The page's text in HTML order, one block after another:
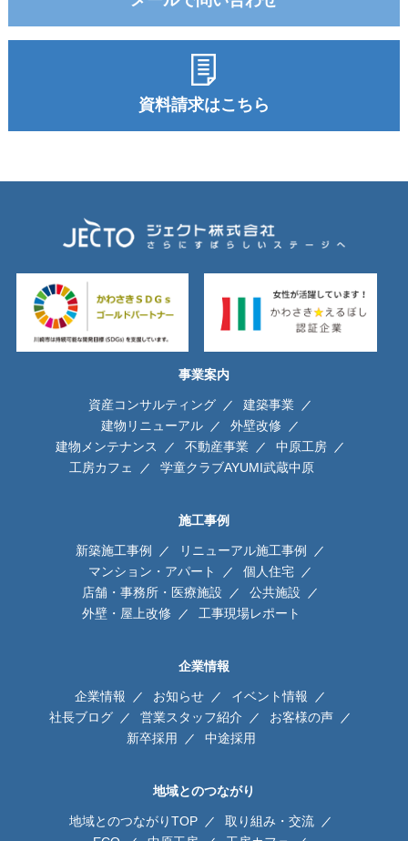
資料請求はこちら
事業案内
資産コンサルティング
建築事業
建物リニューアル
外壁改修
建物メンテナンス
不動産事業
中原工房
工房カフェ
学童クラブAYUMI武蔵中原
施工事例
新築施工事例
リニューアル施工事例
マンション・アパート
個人住宅
店舗・事務所・医療施設
公共施設
外壁・屋上改修
工事現場レポート
企業情報
企業情報 お知らせ
イベント情報
社長ブログ
営業スタッフ紹介
お客様の声
新卒採用
中途採用
地域とのつながり
地域とのつながりTOP
取り組み・交流